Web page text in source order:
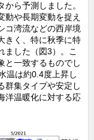
ら予測しました。
動や長期変動を捉え
コ湾流などの西岸境
きく、特に秋季に特
ました（図3）。こ
と一致するものでし
温は約0.4度上昇し
群集タイプや安定し
洋温暖化に対する応